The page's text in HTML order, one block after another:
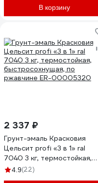
В корзину
2 337 ₽
Грунт-эмаль Красковия
Цельсит profi «3 в 1» ral
7040 3 кг, термостойкая,
быстросохнущая, по
4.9(22)